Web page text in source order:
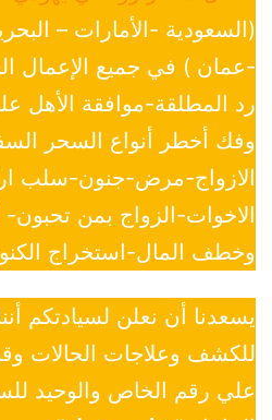
(السعودية -الأمارات –
-عمان ) في جميع الإعمال
رد المطلقة-موافقة الأهل
وفك أخطر أنواع السحر
الازواج-مرض-جنون-سلب
الاخوات-الزواج بمن
وخطف المال-استخراج
يسعدنا أن نعلن لسيادتكم
للكشف وعلاجات الحالات
علي رقم الخاص والوحيد